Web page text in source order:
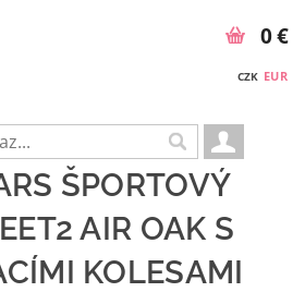
CZK EUR
0 €
ŠPORTOVÝ
AIR OAK S
KOLESAMI